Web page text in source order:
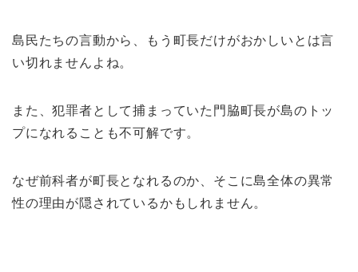
島民たちの言動から、もう町長だけがおかしいとは言
い切れませんよね。
また、犯罪者として捕まっていた門脇町長が島のトッ
プになれることも不可解です。
なぜ前科者が町長となれるのか、そこに島全体の異常
性の理由が隠されているかもしれません。